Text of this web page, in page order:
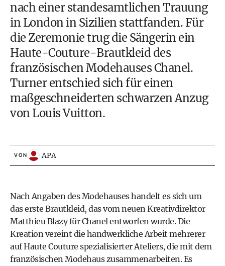
nach einer standesamtlichen Trauung
in London in Sizilien stattfanden. Für
die Zeremonie trug die Sängerin ein
Haute-Couture-Brautkleid des
französischen Modehauses Chanel.
Turner entschied sich für einen
maßgeschneiderten schwarzen Anzug
von Louis Vuitton.
VON APA
Nach Angaben des Modehauses handelt es sich um
das erste Brautkleid, das vom neuen Kreativdirektor
Matthieu Blazy für Chanel entworfen wurde. Die
Kreation vereint die handwerkliche Arbeit mehrerer
auf Haute Couture spezialisierter Ateliers, die mit dem
französischen Modehaus zusammenarbeiten. Es